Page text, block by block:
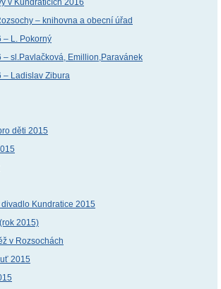
v Kundraticích 2016
– knihovna a obecní úřad
– L. Pokorný
– sl.Pavlačková, Emillion,Paravánek
– Ladislav Zibura
děti 2015
divadlo Kundratice 2015
2015)
v Rozsochách
2015